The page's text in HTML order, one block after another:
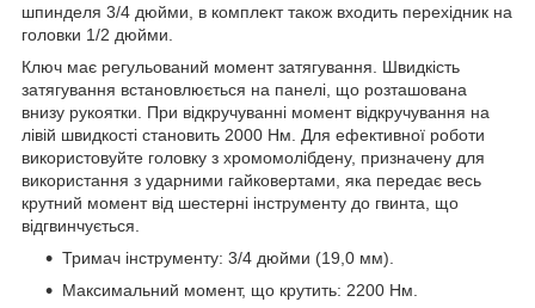
шпинделя 3/4 дюйми, в комплект також входить перехідник на
головки 1/2 дюйми.
Ключ має регульований момент затягування. Швидкість
затягування встановлюється на панелі, що розташована
внизу рукоятки. При відкручуванні момент відкручування на
лівій швидкості становить 2000 Нм. Для ефективної роботи
використовуйте головку з хромомолібдену, призначену для
використання з ударними гайковертами, яка передає весь
крутний момент від шестерні інструменту до гвинта, що
відгвинчується.
Тримач інструменту: 3/4 дюйми (19,0 мм).
Максимальний момент, що крутить: 2200 Нм.